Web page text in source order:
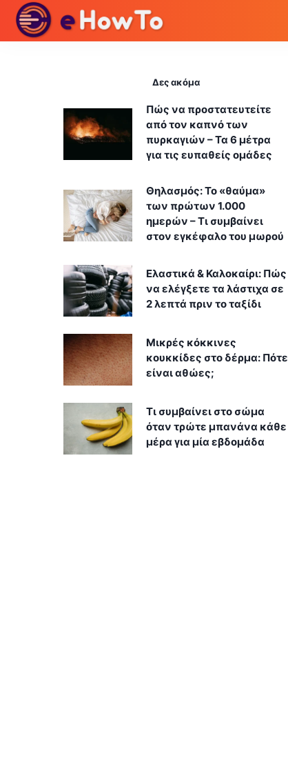
Δες ακόμα
Πώς να προστατευτείτε
από τον καπνό των
πυρκαγιών – Τα 6 μέτρα
για τις ευπαθείς ομάδες
Θηλασμός: Το «θαύμα»
των πρώτων 1.000
ημερών – Τι συμβαίνει
στον εγκέφαλο του μωρού
Ελαστικά & Καλοκαίρι: Πώς
να ελέγξετε τα λάστιχα σε
2 λεπτά πριν το ταξίδι
Μικρές κόκκινες
κουκκίδες στο δέρμα: Πότε
είναι αθώες;
Τι συμβαίνει στο σώμα
όταν τρώτε μπανάνα κάθε
μέρα για μία εβδομάδα